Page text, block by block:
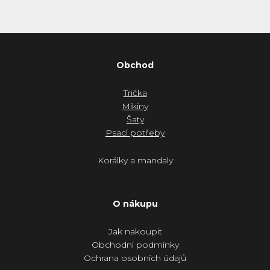
Obchod
Trička
Mikiny
Šaty
Psací potřeby
Korálky a mandaly
O nákupu
Jak nakoupit
Obchodní podmínky
Ochrana osobních údajů